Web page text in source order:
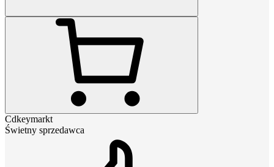
Cdkeymarkt
Świetny sprzedawca